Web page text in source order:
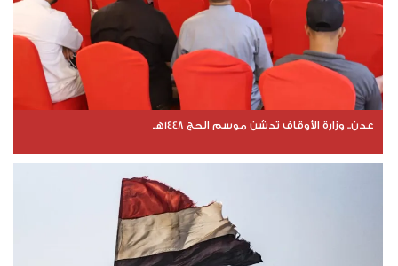
عدن.. وزارة الأوقاف تدشن موسم الحج 1448هـ